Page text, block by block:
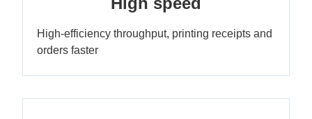
High-efficiency throughput, printing receipts and
orders faster